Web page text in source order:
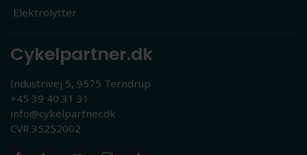
Elektrolytter
Cykelpartner.dk
Industrivej 5, 9575 Terndrup
+45 39 40 31 31
info@cykelpartner.dk
CVR 35252002